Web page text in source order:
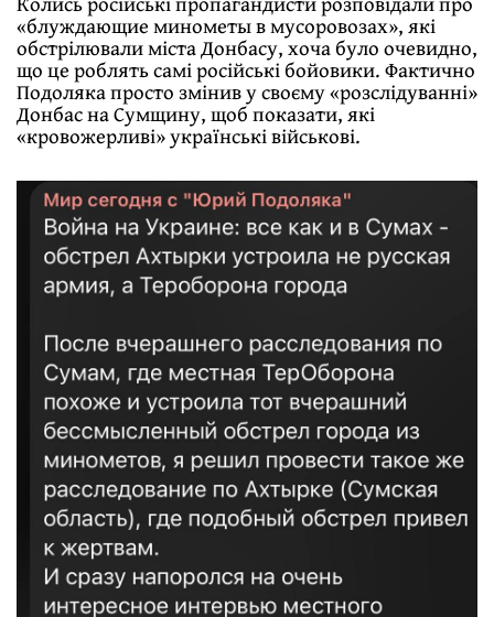
«блуждающие минометы в мусоровозах», які
обстрілювали міста Донбасу, хоча було очевидно,
що це роблять самі російські бойовики. Фактично
Подоляка просто змінив у своєму «розслідуванні»
Донбас на Сумщину, щоб показати, які
«кровожерливі» українські військові.